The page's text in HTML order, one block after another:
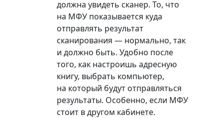
должна увидеть сканер. То, что
на МФУ показывается куда
отправлять результат
сканирования — нормально, так
и должно быть. Удобно после
того, как настроишь адресную
книгу, выбрать компьютер,
на который будут отправляться
результаты. Особенно, если МФУ
стоит в другом кабинете.